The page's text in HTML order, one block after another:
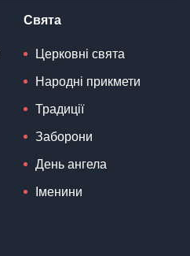
Свята
Церковні свята
Народні прикмети
Традиції
Заборони
День ангела
Іменини